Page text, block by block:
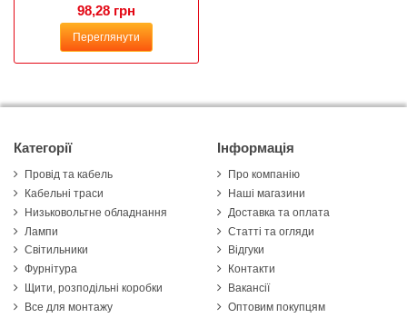
98,28 грн
Переглянути
Категорії
Провід та кабель
Кабельні траси
Низьковольтне обладнання
Лампи
Світильники
Фурнітура
Щити, розподільні коробки
Все для монтажу
Інформація
Про компанію
Наші магазини
Доставка та оплата
Статті та огляди
Відгуки
Контакти
Вакансії
Оптовим покупцям